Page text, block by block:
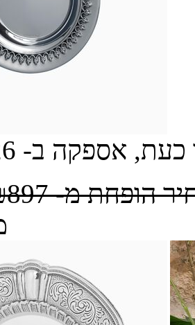
אספקה ב- 21/12/2026
הופחת מ-